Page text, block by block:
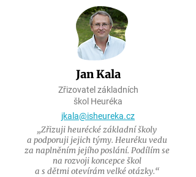
Jan Kala
Zřizovatel základních
škol Heuréka
jkala@isheureka.cz
„Zřizuji heurécké základní školy
a podporuji jejich týmy. Heuréku vedu
za naplněním jejího poslání. Podílím se
na rozvoji koncepce škol
a s dětmi otevírám velké otázky.“